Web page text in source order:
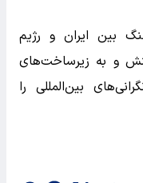
بین ایران و رژیم
و به زیرساخت‌های
بین‌المللی را